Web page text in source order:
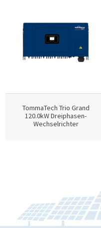
TommaTech Trio Grand
120.0kW Dreiphasen-
Wechselrichter